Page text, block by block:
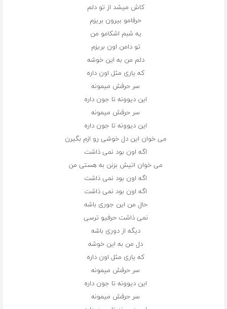
کاش میشد از تو دلم
حرفامو بیرون بریزم
یه شبم اشکامو من
تو دامن اون بریزم
دلم من به این خوشه
که یاری مثل اون داره
سر حرفش میمونه
این دیوونه تا جون داره
سر حرفش میمونه
این دیوونه تا جون داره
می خوان این دل خوشی رو ازم بگیرن
اگه اون بود نمی ذاشت
می خوان اتیش بزنن به هستی من
اگه اون بود نمی ذاشت
اگه اون بود نمی ذاشت
حال من این جوری باشه
نمی ذاشت حرفیو ترسی
دیگه از دوری باشه
دل من به این خوشه
که یاری مثل اون داره
سر حرفش میمونه
این دیوونه تا جون داره
سر حرفش میمونه